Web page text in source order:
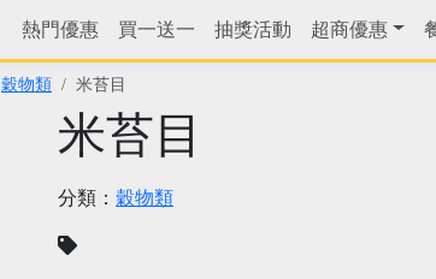
熱門優惠 買一送一 抽獎活動 超商優惠
穀物類 米苔目
米苔目
分類： 穀物類